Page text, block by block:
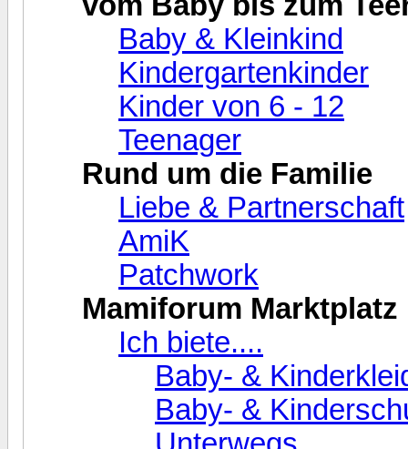
Baby & Kleinkind
Kindergartenkinder
Kinder von 6 - 12
Teenager
Rund um die Familie
Liebe & Partnerschaft
AmiK
Patchwork
Mamiforum Marktplatz
Ich biete....
Baby- &
Baby- &